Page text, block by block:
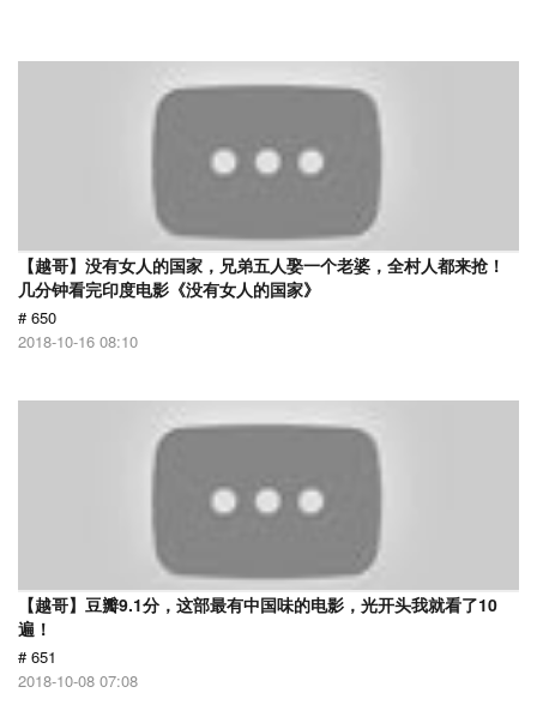
【越哥】没有女人的国家，兄弟五人娶一个老婆，全村人都来抢！
几分钟看完印度电影《没有女人的国家》
# 650
2018-10-16 08:10
【越哥】豆瓣9.1分，这部最有中国味的电影，光开头我就看了10
遍！
# 651
2018-10-08 07:08